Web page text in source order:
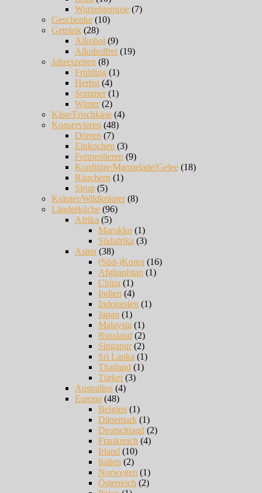
Wurzelgemüse (7)
Geschenke (10)
Getränk (28)
Alkohol (9)
Alkoholfrei (19)
Jahreszeiten (8)
Frühling (1)
Herbst (4)
Sommer(1)
Winter(2)
Käse/Frischkäse (4)
Konservieren (48)
Dörren (7)
Einkochen (3)
Fermentieren (9)
Konfitüre/Marmelade/Gelee (18)
Räuchern (1)
Sirup (5)
Kräuter/Wildkräuter(8)
Länderküche (96)
Afrika (5)
Marokko (1)
Südafrika (3)
Asien (38)
(Süd-)Korea (16)
Afghanistan (1)
China (1)
Indien (4)
Indonesien (1)
Japan (1)
Malaysia (1)
Russland (2)
Singapur(2)
Sri Lanka (1)
Thailand (1)
Türkei (3)
Australien (4)
Europa (48)
Belgien (1)
Dänemark (1)
Deutschland (2)
Frankreich (4)
Irland (10)
Italien (2)
Norwegen (1)
Österreich (2)